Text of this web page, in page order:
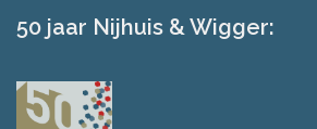
50 jaar Nijhuis & Wigger: